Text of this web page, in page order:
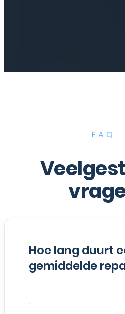
FAQ
Hoe lang duurt
gemiddelde